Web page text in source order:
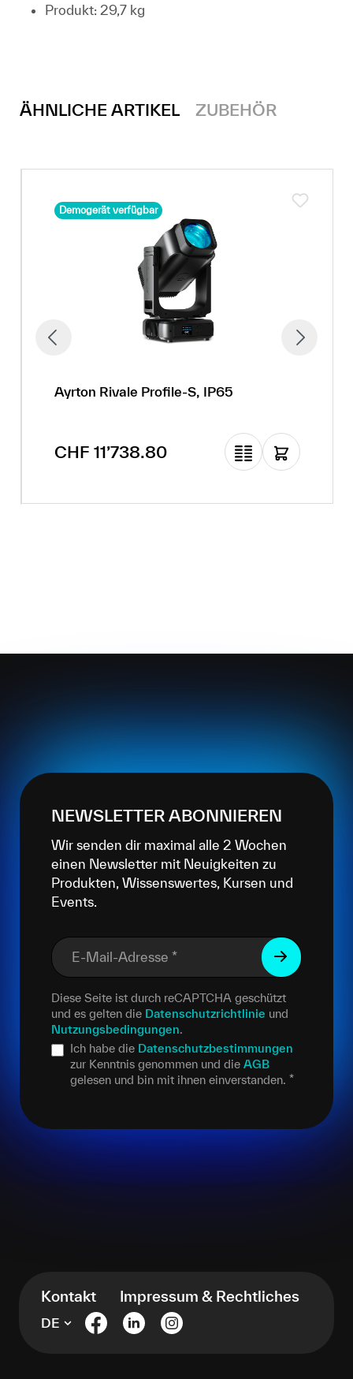
Produkt: 29,7 kg
ÄHNLICHE ARTIKEL ZUBEHÖR
Demogerät verfügbar
Ayrton Rivale Profile-S, IP65
Regulärer Preis:
CHF 11’738.80
NEWSLETTER ABONNIEREN
Wir senden dir maximal alle 2 Wochen
einen Newsletter mit Neuigkeiten zu
Produkten, Wissenswertes, Kursen und
Events.
E-Mail-Adresse *
Diese Seite ist durch reCAPTCHA geschützt
und es gelten die Datenschutzrichtlinie und
Nutzungsbedingungen.
Ich habe die Datenschutzbestimmungen
zur Kenntnis genommen und die AGB
gelesen und bin mit ihnen einverstanden. *
Kontakt Impressum & Rechtliches
DE